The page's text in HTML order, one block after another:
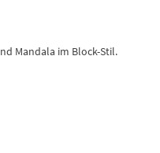
Mandala im Block-Stil.